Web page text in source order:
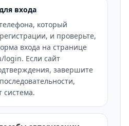
входа
который
и проверьте,
входа на странице
Если сайт
завершите
система.